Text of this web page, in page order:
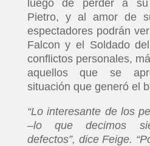
luego de perder a su
Pietro, y al amor de
espectadores podrán
Falcon y el Soldado
conflictos personales,
aquellos que se
situación que generó el
“Lo interesante de los
–lo que decimos
defectos”, dice Feige.